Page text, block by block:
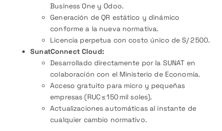
Business One y Odoo.
Generación de QR estático y dinámico
conforme a la nueva normativa.
Licencia perpetua con costo único de S/ 2 500.
SunatConnect Cloud:
Desarrollado directamente por la SUNAT en
colaboración con el Ministerio de Economía.
Acceso gratuito para micro y pequeñas
empresas (RUC ≤ 150 mil soles).
Actualizaciones automáticas al instante de
cualquier cambio normativo.